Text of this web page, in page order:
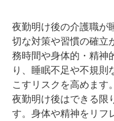
夜勤明け後の介護職が
切な対策や習慣の確立
務時間や身体的・精神
り、睡眠不足や不規則
こすリスクを高めます。
夜勤明け後はできる限
す。身体や精神をリフ